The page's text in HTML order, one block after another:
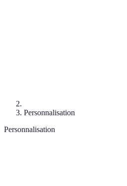
Personnalisation
Personnalisation